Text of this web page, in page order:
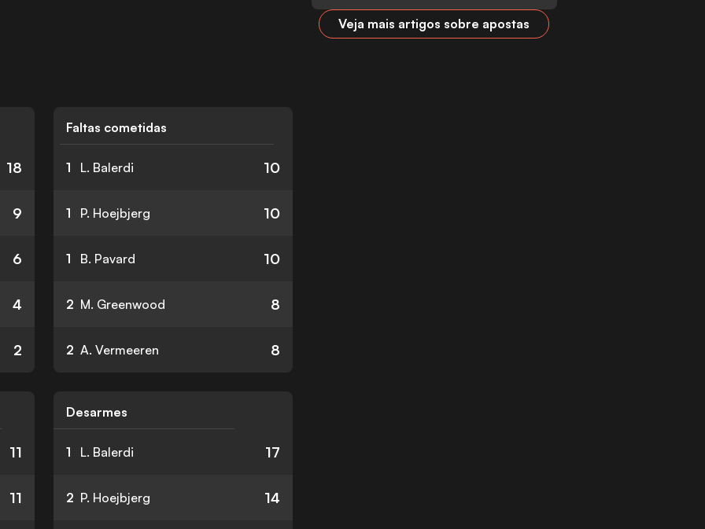
18
9
6
4
2
Faltas cometidas
1 L. Balerdi 10
1 P. Hoejbjerg 10
1 B. Pavard 10
2 M. Greenwood 8
2 A. Vermeeren 8
11
11
Desarmes
1 L. Balerdi 17
2 P. Hoejbjerg 14
Veja mais artigos sobre apostas